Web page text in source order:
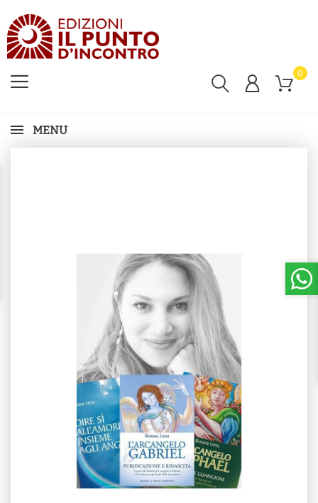
0
MENU